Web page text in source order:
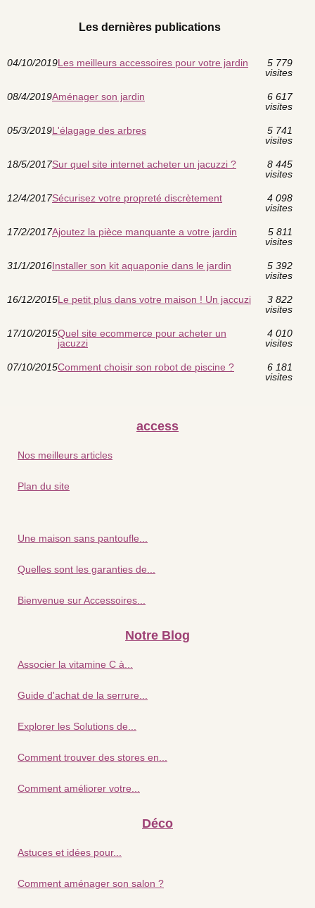
Les dernières publications
04/10/2019Les meilleurs accessoires pour votre jardin
5 779
visites
08/4/2019Aménager son jardin
6 617
visites
05/3/2019L'élagage des arbres
5 741
visites
18/5/2017Sur quel site internet acheter un jacuzzi ?
8 445
visites
12/4/2017Sécurisez votre propreté discrètement
4 098
visites
17/2/2017Ajoutez la pièce manquante a votre jardin
5 811
visites
31/1/2016Installer son kit aquaponie dans le jardin
5 392
visites
16/12/2015Le petit plus dans votre maison ! Un jaccuzi
3 822
visites
17/10/2015Quel site ecommerce pour acheter un
jacuzzi
4 010
visites
07/10/2015Comment choisir son robot de piscine ?
6 181
visites
access
Nos meilleurs articles
Plan du site
Une maison sans pantoufle...
Quelles sont les garanties de...
Bienvenue sur Accessoires...
Notre Blog
Associer la vitamine C à...
Guide d'achat de la serrure...
Explorer les Solutions de...
Comment trouver des stores en...
Comment améliorer votre...
Déco
Astuces et idées pour...
Comment aménager son salon ?